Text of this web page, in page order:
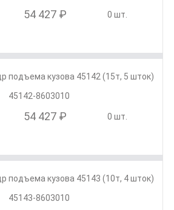
54 427 ₽ 0 шт.
подъема кузова 45142 (15т, 5 шток)
45142-8603010
54 427 ₽ 0 шт.
подъема кузова 45143 (10т, 4 шток)
45143-8603010